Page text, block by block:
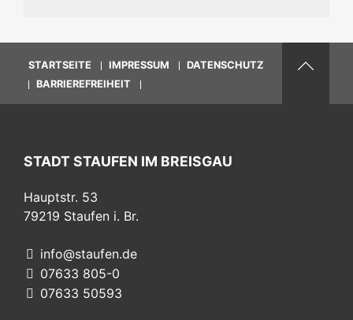
STARTSEITE IMPRESSUM
DATENSCHUTZ
BARRIEREFREIHEIT
STADT STAUFEN IM BREISGAU
Hauptstr. 53
79219 Staufen i. Br.
info@staufen.de
07633 805-0
07633 50593